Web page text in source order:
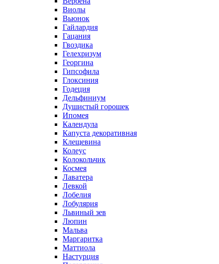
Виолы
Вьюнок
Гайлардия
Гацания
Гвоздика
Гелехризум
Георгина
Гипсофила
Глоксиния
Годеция
Дельфиниум
Душистый горошек
Ипомея
Календула
Капуста декоративная
Клещевина
Колеус
Колокольчик
Космея
Лаватера
Левкой
Лобелия
Лобулярия
Львиный зев
Люпин
Мальва
Маргаритка
Маттиола
Настурция